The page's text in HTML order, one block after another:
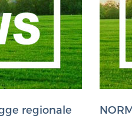
regionale